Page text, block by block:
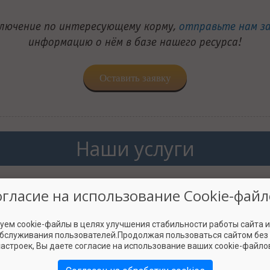
по интересующему корму, отправьте нам
информацию о нём в базе нашего ресурса!
Оставить заявку
Наши услуги
вашу ситуацию и
решить вопросы по
Подберём три варианта
питомца по вашему
на использование Cookie-
cookie-файлы в целях улучшения стабильности работы сайта
пользователей.Продолжая пользоваться сайтом
Вы даете согласие на использование ваших cookie-